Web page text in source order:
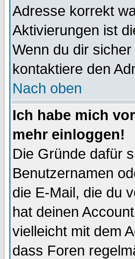
Adresse korrekt
Aktivierungen ist
Wenn du dir
kontaktiere den
Nach oben
Ich habe mich
mehr einloggen!
Die Gründe dafür
Benutzernamen
die E-Mail, die du
hat deinen
vielleicht mit dem
dass Foren